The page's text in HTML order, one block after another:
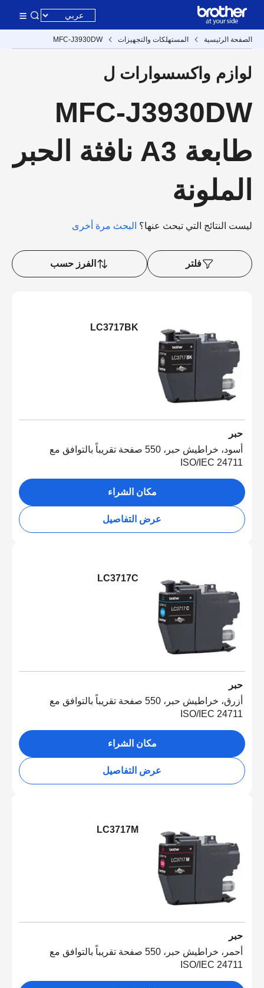
الصفحة الرئيسية المستهلكات والتجهيزات MFC-J3930DW
لوازم واكسسوارات ل
MFC-J3930DW
طابعة A3 نافثة الحبر
الملونة
ليست النتائج التي تبحث عنها؟البحث مرة أخرى
فلتر الفرز حسب
LC3717BK
حبر
أسود، خراطيش حبر، 550 صفحة تقريباً بالتوافق مع
ISO/IEC 24711
مكان الشراء
عرض التفاصيل
LC3717C
حبر
أزرق، خراطيش حبر، 550 صفحة تقريباً بالتوافق مع
ISO/IEC 24711
مكان الشراء
عرض التفاصيل
LC3717M
حبر
أحمر، خراطيش حبر، 550 صفحة تقريباً بالتوافق مع
ISO/IEC 24711